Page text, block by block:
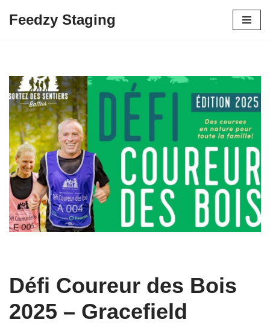
Feedzy Staging
Défi Coureur des Bois
2025 – Gracefield